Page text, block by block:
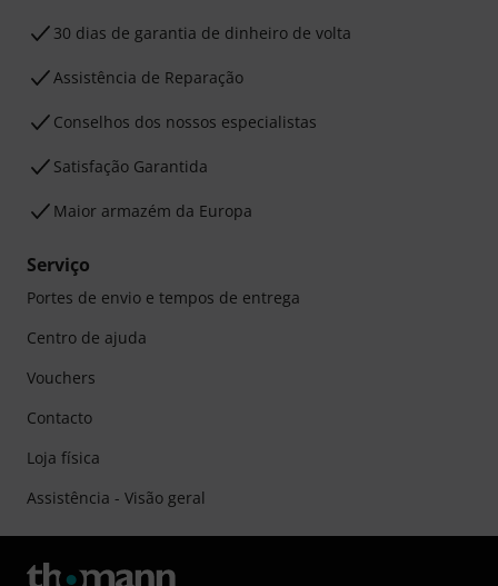
30 dias de garantia de dinheiro de volta
Assistência de Reparação
Conselhos dos nossos especialistas
Satisfação Garantida
Maior armazém da Europa
Serviço
Portes de envio e tempos de entrega
Centro de ajuda
Vouchers
Contacto
Loja física
Assistência - Visão geral